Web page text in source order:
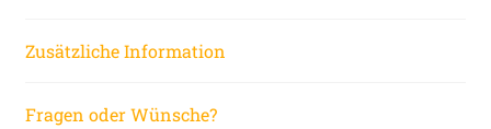
Zusätzliche Information
Fragen oder Wünsche?